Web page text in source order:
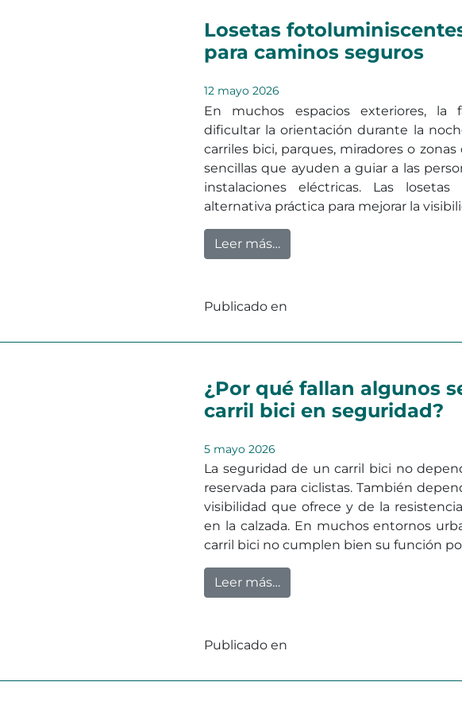
Losetas
para caminos seguros
12 mayo 2026
En muchos espacios exteriores, la
dificultar la orientación durante la
carriles bici, parques, miradores o
sencillas que ayuden a guiar a las
instalaciones eléctricas. Las
alternativa práctica para mejorar la
Leer más…
Publicado en
¿Por qué fallan algunos
carril bici en seguridad?
5 mayo 2026
La seguridad de un carril bici no
reservada para ciclistas. También
visibilidad que ofrece y de la
en la calzada. En muchos entornos
carril bici no cumplen bien su función
Leer más…
Publicado en